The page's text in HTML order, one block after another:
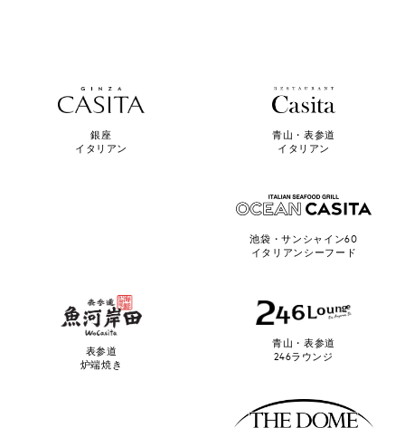
銀座
イタリアン
青山・表参道
イタリアン
池袋・サンシャイン60
イタリアンシーフード
表参道
炉端焼き
青山・表参道
246ラウンジ